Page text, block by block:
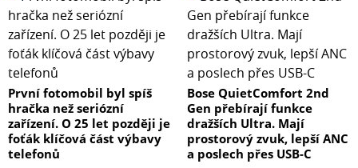
První fotomobil byl spíš
hračka než seriózní
zařízení. O 25 let později je
foťák klíčová část výbavy
telefonů
Bose QuietComfort 2nd
Gen přebírají funkce
dražších Ultra. Mají
prostorový zvuk, lepší ANC
a poslech přes USB-C